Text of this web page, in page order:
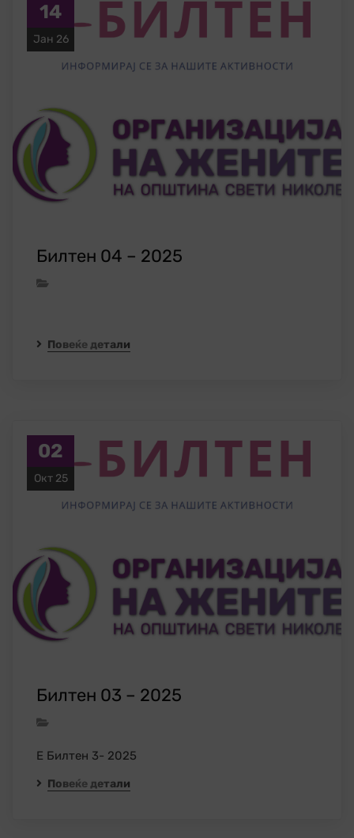
14
Јан 26
Билтен 04 – 2025
Повеќе детали
02
Окт 25
Билтен 03 – 2025
Е Билтен 3- 2025
Повеќе детали